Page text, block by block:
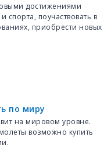
достижениями
спорта, поучаствовать в
приобрести новых
по миру
на мировом уровне.
возможно купить